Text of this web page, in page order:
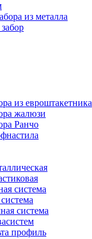
из металла
из евроштакетника
жалюзи
Ранчо
система
система
профиль